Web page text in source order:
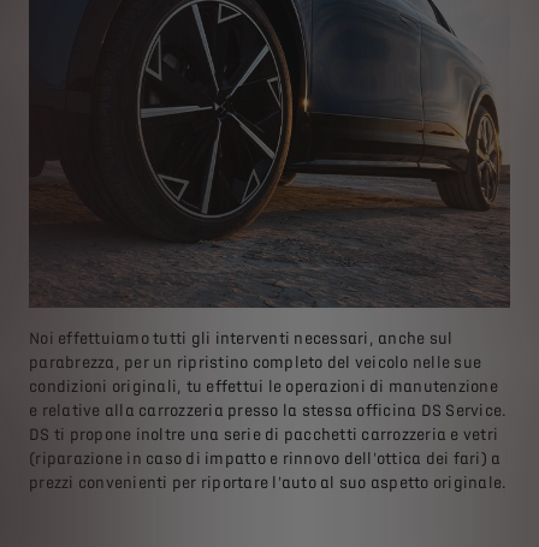
Noi effettuiamo tutti gli interventi necessari, anche sul
parabrezza, per un ripristino completo del veicolo nelle sue
condizioni originali, tu effettui le operazioni di manutenzione
e relative alla carrozzeria presso la stessa officina DS Service.
DS ti propone inoltre una serie di pacchetti carrozzeria e vetri
(riparazione in caso di impatto e rinnovo dell'ottica dei fari) a
prezzi convenienti per riportare l'auto al suo aspetto originale.